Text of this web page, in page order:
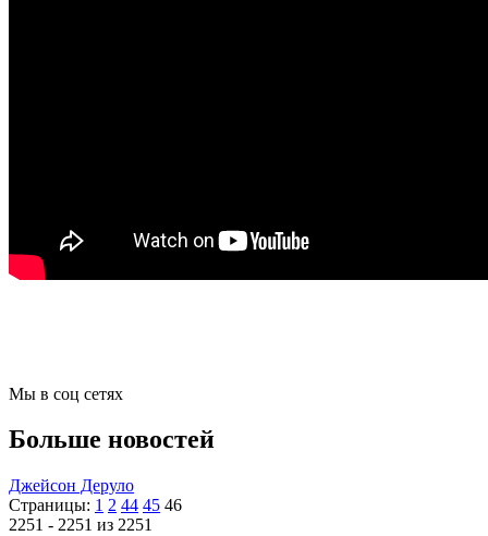
Мы в соц сетях
Больше новостей
Джейсон Деруло
Страницы: 1 2 44 45 46
2251 - 2251 из 2251